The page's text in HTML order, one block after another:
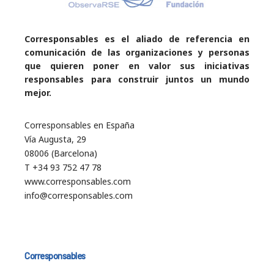
Corresponsables es el aliado de referencia en
comunicación de las organizaciones y personas
que quieren poner en valor sus iniciativas
responsables para construir juntos un mundo
mejor.
Corresponsables en España
Vía Augusta, 29
08006 (Barcelona)
T +34 93 752 47 78
www.corresponsables.com
info@corresponsables.com
Corresponsables